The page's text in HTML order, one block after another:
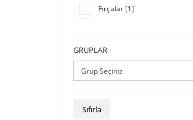
Fırçalar [1]
Kamp Malzemeleri [3]
Kırtasiye [795]
Maket Malzemeleri [49]
GRUPLAR
Sıfırla